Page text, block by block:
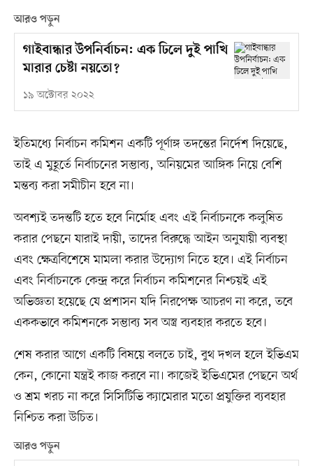
আরও পড়ুন
গাইবান্ধার উপনির্বাচন: এক ঢিলে দুই পাখি
মারার চেষ্টা নয়তো?
১৯ অক্টোবর ২০২২
ইতিমধ্যে নির্বাচন কমিশন একটি পূর্ণাঙ্গ তদন্তের নির্দেশ দিয়েছে,
তাই এ মুহূর্তে নির্বাচনের সম্ভাব্য, অনিয়মের আঙ্গিক নিয়ে বেশি
মন্তব্য করা সমীচীন হবে না।
অবশ্যই তদন্তটি হতে হবে নির্মোহ এবং এই নির্বাচনকে কলুষিত
করার পেছনে যারাই দায়ী, তাদের বিরুদ্ধে আইন অনুযায়ী ব্যবস্থা
এবং ক্ষেত্রবিশেষে মামলা করার উদ্যোগ নিতে হবে। এই নির্বাচন
এবং নির্বাচনকে কেন্দ্র করে নির্বাচন কমিশনের নিশ্চয়ই এই
অভিজ্ঞতা হয়েছে যে প্রশাসন যদি নিরপেক্ষ আচরণ না করে, তবে
এককভাবে কমিশনকে সম্ভাব্য সব অস্ত্র ব্যবহার করতে হবে।
শেষ করার আগে একটি বিষয়ে বলতে চাই, বুথ দখল হলে ইভিএম
কেন, কোনো যন্ত্রই কাজ করবে না। কাজেই ইভিএমের পেছনে অর্থ
ও শ্রম খরচ না করে সিসিটিভি ক্যামেরার মতো প্রযুক্তির ব্যবহার
নিশ্চিত করা উচিত।
আরও পড়ুন